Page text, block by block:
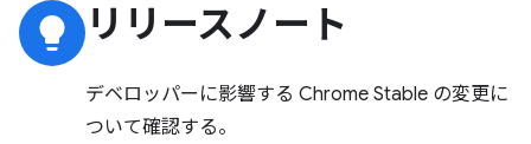
lightbulb リリースノート
デベロッパーに影響する Chrome Stable の変更に
ついて確認する。